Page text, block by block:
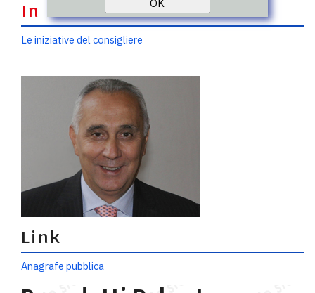
In evidenza
Le iniziative del consigliere
Link
Anagrafe pubblica